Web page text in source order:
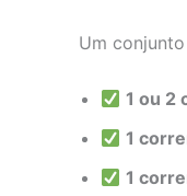
Um
1 ou 2
1
1